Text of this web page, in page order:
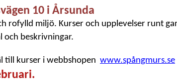
10 i Årsunda
rofylld miljö. Kurser och upplevelser runt
och beskrivningar.
till kurser i webbshopen www.spångmurs.se